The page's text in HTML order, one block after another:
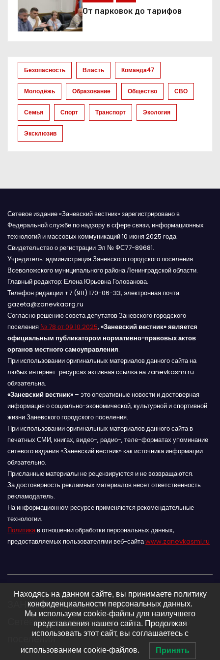
я
п
м
От парковок до тарифов
Безопасность Власть Команда47
Молодёжь Образование Общество СВО
Семья Спорт Транспорт Экология
Эксклюзив
Сетевое издание «Заневский вестник» зарегистрировано в
Федеральной службе по надзору в сфере связи, информационных
технологий и массовых коммуникаций 10 июня 2025 года.
Свидетельство о регистрации Эл № ФС77-89681.
Учредитель: администрация Заневского городского поселения
Всеволожского муниципального района Ленинградской области.
Главный редактор: Елена Юрьевна Голованова.
Телефон редакции +7 (911) 170-06-33, электронная почта:
gazeta@zanevkaorg.ru
Согласно решению совета депутатов Заневского городского
поселения № 78 от 09.10.2025, «Заневский вестник» является
официальным публикатором нормативно-правовых актов
органов местного самоуправления.
При использовании оригинальных материалов данного сайта на
любых интернет-ресурсах активная ссылка на zanevkasmi.ru
обязательна.
«Заневский вестник» – это оперативные новости и достоверная
информация о социально-экономической, культурной и спортивной
жизни Заневского городского поселения.
При использовании оригинальных материалов данного сайта в
печатных СМИ, книгах, видео-, радио-, теле-форматах упоминание
сетевого издания «Заневский вестник» как источника информации
обязательно.
Присланные материалы не рецензируются и не возвращаются.
За достоверность рекламных материалов несет ответственность
рекламодатель.
На информационном ресурсе применяются рекомендательные
технологии.
Политикав отношении обработки персональных данных,
предоставляемых пользователями веб-сайтаwww.zanevkasmi.ru
ЗАНЕВСКИЙ ВЕСТНИК 16+
Сетевое издание Заневского городского
поселения
Находясь на данном сайте, вы принимаете политику
конфиденциальности персональных данных.
Мы используем cookie-файлы для наилучшего
представления нашего сайта. Продолжая
использовать этот сайт, вы соглашаетесь с
использованием cookie-файлов. Принять